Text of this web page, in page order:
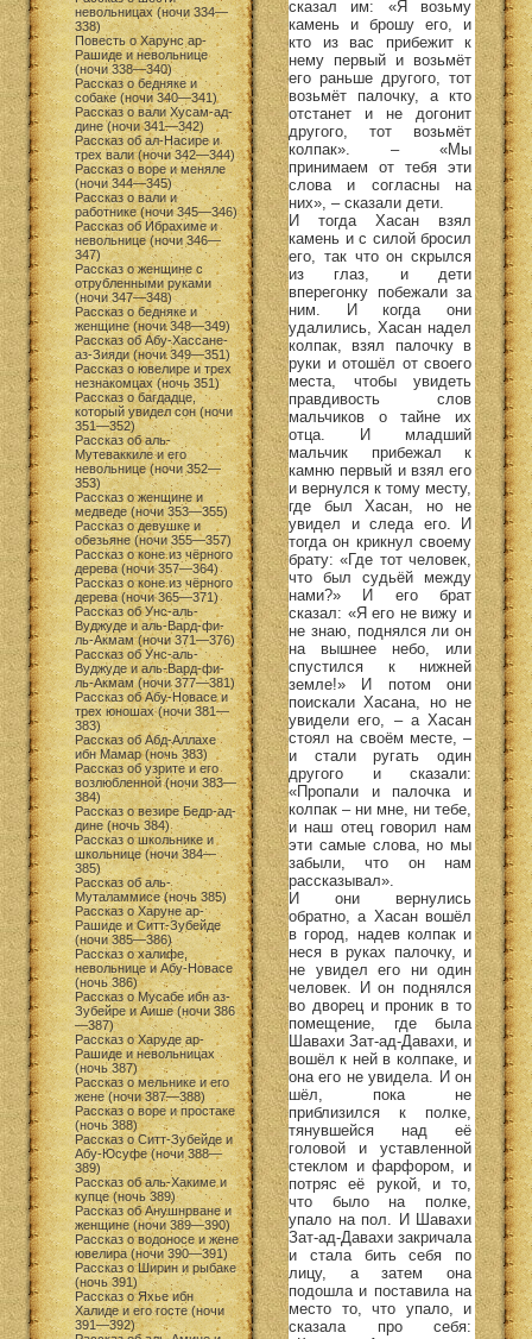
невольницах (ночи 334—
338)
Повесть о Харунс ар-
Рашиде и невольнице
(ночи 338—340)
Рассказ о бедняке и
собаке (ночи 340—341)
Рассказ о вали Хусам-ад-
дине (ночи 341—342)
Рассказ об ал-Насире и
трех вали (ночи 342—344)
Рассказ о воре и меняле
(ночи 344—345)
Рассказ о вали и
работнике (ночи 345—346)
Рассказ об Ибрахиме и
невольнице (ночи 346—
347)
Рассказ о женщине с
отрубленными руками
(ночи 347—348)
Рассказ о бедняке и
женщине (ночи 348—349)
Рассказ об Абу-Хассане-
аз-Зияди (ночи 349—351)
Рассказ о ювелире и трех
незнакомцах (ночь 351)
Рассказ о багдадце,
который увидел сон (ночи
351—352)
Рассказ об аль-
Мутеваккиле и его
невольнице (ночи 352—
353)
Рассказ о женщине и
медведе (ночи 353—355)
Рассказ о девушке и
обезьяне (ночи 355—357)
Рассказ о коне из чёрного
дерева (ночи 357—364)
Рассказ о коне из чёрного
дерева (ночи 365—371)
Рассказ об Унс-аль-
Вуджуде и аль-Вард-фи-
ль-Акмам (ночи 371—376)
Рассказ об Унс-аль-
Вуджуде и аль-Вард-фи-
ль-Акмам (ночи 377—381)
Рассказ об Абу-Новасе и
трех юношах (ночи 381—
383)
Рассказ об Абд-Аллахе
ибн Мамар (ночь 383)
Рассказ об узрите и его
возлюбленной (ночи 383—
384)
Рассказ о везире Бедр-ад-
дине (ночь 384)
Рассказ о школьнике и
школьнице (ночи 384—
385)
Рассказ об аль-
Муталаммисе (ночь 385)
Рассказ о Харуне ар-
Рашиде и Ситт-Зубейде
(ночи 385—386)
Рассказ о халифе,
невольнице и Абу-Новасе
(ночь 386)
Рассказ о Мусабе ибн аз-
Зубейре и Аише (ночи 386
—387)
Рассказ о Харуде ар-
Рашиде и невольницах
(ночь 387)
Рассказ о мельнике и его
жене (ночи 387—388)
Рассказ о воре и простаке
(ночь 388)
Рассказ о Ситт-Зубейде и
Абу-Юсуфе (ночи 388—
389)
Рассказ об аль-Хакиме и
купце (ночь 389)
Рассказ об Анушнрване и
женщине (ночи 389—390)
Рассказ о водоносе и жене
ювелира (ночи 390—391)
Рассказ о Ширин и рыбаке
(ночь 391)
Рассказ о Яхье ибн
Халиде и его госте (ночи
391—392)
сказал им: «Я возьму
камень и брошу его, и
кто из вас прибежит к
нему первый и возьмёт
его раньше другого, тот
возьмёт палочку, а кто
отстанет и не догонит
другого, тот возьмёт
колпак». – «Мы
принимаем от тебя эти
слова и согласны на
них», – сказали дети.
И тогда Хасан взял
камень и с силой бросил
его, так что он скрылся
из глаз, и дети
вперегонку побежали за
ним. И когда они
удалились, Хасан надел
колпак, взял палочку в
руки и отошёл от своего
места, чтобы увидеть
правдивость слов
мальчиков о тайне их
отца. И младший
мальчик прибежал к
камню первый и взял его
и вернулся к тому месту,
где был Хасан, но не
увидел и следа его. И
тогда он крикнул своему
брату: «Где тот человек,
что был судьёй между
нами?» И его брат
сказал: «Я его не вижу и
не знаю, поднялся ли он
на вышнее небо, или
спустился к нижней
земле!» И потом они
поискали Хасана, но не
увидели его, – а Хасан
стоял на своём месте, –
и стали ругать один
другого и сказали:
«Пропали и палочка и
колпак – ни мне, ни тебе,
и наш отец говорил нам
эти самые слова, но мы
забыли, что он нам
рассказывал».
И они вернулись
обратно, а Хасан вошёл
в город, надев колпак и
неся в руках палочку, и
не увидел его ни один
человек. И он поднялся
во дворец и проник в то
помещение, где была
Шавахи Зат-ад-Давахи, и
вошёл к ней в колпаке, и
она его не увидела. И он
шёл, пока не
приблизился к полке,
тянувшейся над её
головой и уставленной
стеклом и фарфором, и
потряс её рукой, и то,
что было на полке,
упало на пол. И Шавахи
Зат-ад-Давахи закричала
и стала бить себя по
лицу, а затем она
подошла и поставила на
место то, что упало, и
сказала про себя: